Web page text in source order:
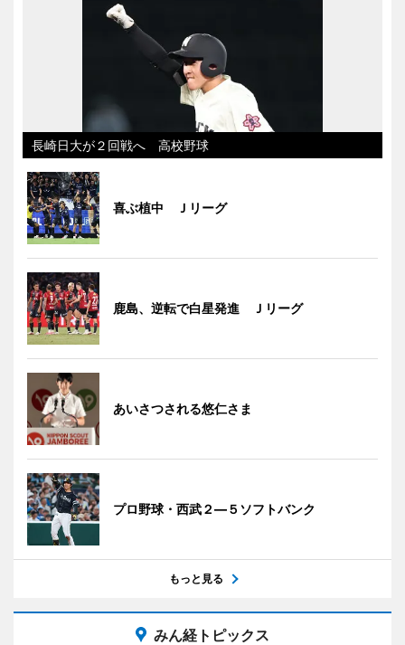
長崎日大が２回戦へ 高校野球
喜ぶ植中 Ｊリーグ
鹿島、逆転で白星発進 Ｊリーグ
あいさつされる悠仁さま
プロ野球・西武２―５ソフトバンク
もっと見る
みん経トピックス